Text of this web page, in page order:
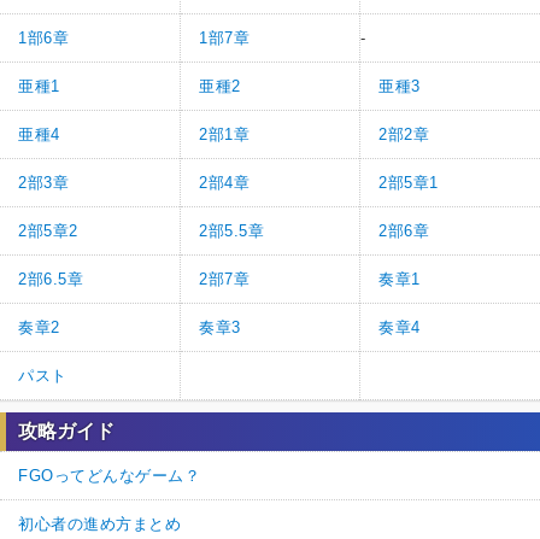
1部6章 1部7章 -
亜種1 亜種2 亜種3
亜種4 2部1章 2部2章
2部3章 2部4章 2部5章1
2部5章2 2部5.5章 2部6章
2部6.5章 2部7章 奏章1
奏章2 奏章3 奏章4
パスト
攻略ガイド
FGOってどんなゲーム？
初心者の進め方まとめ